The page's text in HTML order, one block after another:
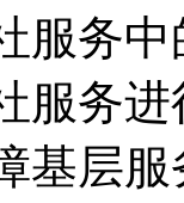
服务
服务
基层